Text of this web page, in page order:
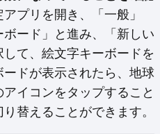
プリを開き、「一般」
ード」と進み、「新しい
て、絵文字キーボードを
ドが表示されたら、地球
イコンをタップすること
替えることができます。